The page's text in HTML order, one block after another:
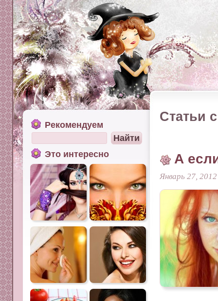
Статьи
А
Январь 27, 2012
Рекомендуем
Это интересно